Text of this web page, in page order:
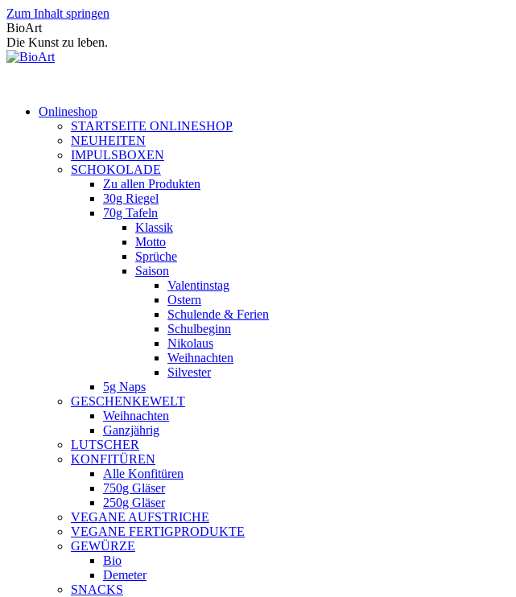
Zum Inhalt springen
BioArt
Die Kunst zu leben.
Onlineshop
STARTSEITE ONLINESHOP
NEUHEITEN
IMPULSBOXEN
SCHOKOLADE
Zu allen Produkten
30g Riegel
70g Tafeln
Klassik
Motto
Sprüche
Saison
Valentinstag
Ostern
Schulende & Ferien
Schulbeginn
Nikolaus
Weihnachten
Silvester
5g Naps
GESCHENKEWELT
Weihnachten
Ganzjährig
LUTSCHER
KONFITÜREN
Alle Konfitüren
750g Gläser
250g Gläser
VEGANE AUFSTRICHE
VEGANE FERTIGPRODUKTE
GEWÜRZE
Bio
Demeter
SNACKS